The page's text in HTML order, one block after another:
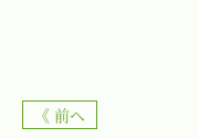
《 前へ